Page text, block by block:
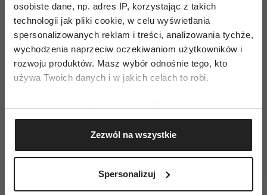
osobiste dane, np. adres IP, korzystając z takich
technologii jak pliki cookie, w celu wyświetlania
spersonalizowanych reklam i treści, analizowania tychże,
wychodzenia naprzeciw oczekiwaniom użytkowników i
rozwoju produktów. Masz wybór odnośnie tego, kto
używa Twoich danych i w jakich celach to robi.
Jeśli wyrazisz na to zgodę, chcielibyśmy również:
Gromadzić dane dotyczące Twojej lokalizacji
geograficznej z dokładnością nawet do kilku metrów
Identyfikować Twoje urządzenie, aktywnie
(fingerprinting, czyli wirtualny odcisk palca)
Zezwól na wszystkie
Spersonalizuj
poświęcić wszystko i każdego, krok po kroku
zabierał mu szkołę. Rozgoryczony Chagall
wyjechał z Witebska, a w 1922 roku również ze
Związku Radzieckiego. Był to jednak nie tylko
koniec przygody malarza z rewolucją, lecz także
z awangardą. Wojna domowa dobiegła końca,
sowiecki reżim zrozumiał, że nie trzeba mu
w różne strony. Zaczynała się epoka socrealizmu.